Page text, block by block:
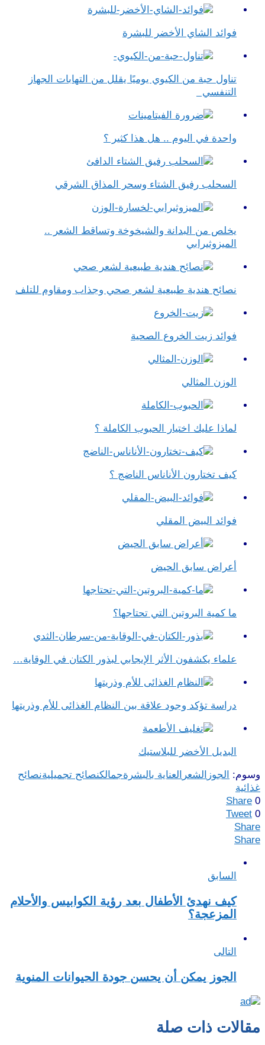
فوائد الشاي الأخضر للبشرة
تناول حبة من الكيوي يوميًا يقلل من التهابات الجهاز
التنفسي
واحدة في اليوم .. هل هذا كثير ؟
السحلب رفيق الشتاء وسحر المذاق الشرقي
يخلص من البدانة والشيخوخة وتساقط الشعر ..
الميزوثيرابي
نصائح هندية طبيعية لشعر صحي وجذاب ومقاوم للتلف
فوائد زيت الخروع الصحية
الوزن المثالي
لماذا عليك اختيار الحبوب الكاملة ؟
كيف تختارون الأناناس الناضج ؟
فوائد البيض المقلي
أعراض سابق الحيض
ما كمية البروتين التي تحتاجها؟
علماء يكشفون الأثر الإيجابي لبذور الكتان في الوقاية…
دراسة تؤكد وجود علاقة بين النظام الغذائى للأم وذريتها
البديل الأخضر للبلاستيك
وسوم: الجوز الشعر العناية بالبشرةجمالكنصائح تجميليةنصائح
غذائية
Share 0
Tweet 0
Share
Share
السابق
كيف نهدئ الأطفال بعد رؤية الكوابيس والأحلام
المزعجة؟
التالى
الجوز يمكن أن يحسن جودة الحيوانات المنوية
مقالات ذات صلة